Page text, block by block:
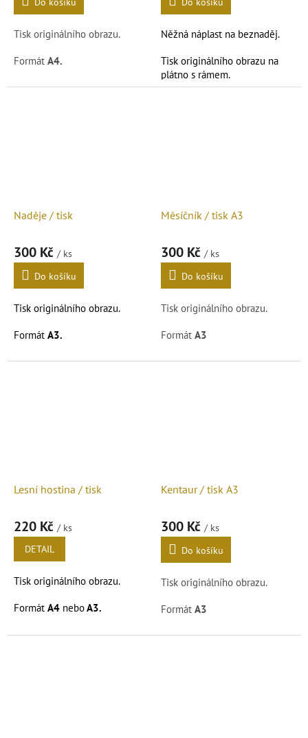
Tisk originálního obrazu.
Formát A4.
Podrobnosti čtěte v popisu
Něžná náplast na beznaděj.
Tisk originálního obrazu na
plátno s rámem.
Naděje / tisk
300 Kč / ks
Do košíku
Tisk originálního obrazu.
Formát A3.
Podrobnosti čtěte v popisu
Měsíčník / tisk A3
300 Kč / ks
Do košíku
Tisk originálního obrazu.
Formát A3
Podrobnosti čtěte v popisu
Lesní hostina / tisk
220 Kč / ks
DETAIL
Tisk originálního obrazu.
Formát A4 neboA3.
Podrobnosti čtěte v popisu.
Kentaur / tisk A3
300 Kč / ks
Do košíku
Tisk originálního obrazu.
Formát A3